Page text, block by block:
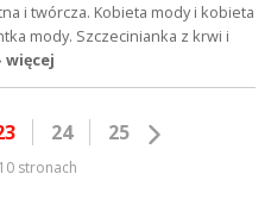
i twórcza. Kobieta mody i kobieta
mody. Szczecinianka z krwi i
więcej
24 25
stronach